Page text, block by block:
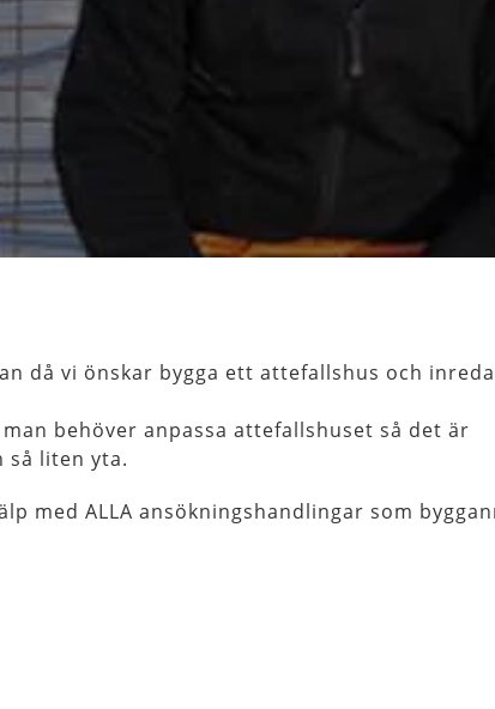
då vi önskar bygga ett attefallshus och
behöver anpassa attefallshuset så det är
så liten yta.
med ALLA ansökningshandlingar som